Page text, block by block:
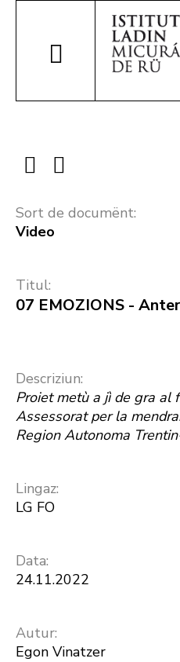
Sort de documënt:
Video
Titul:
07 EMOZIONS -
Descriziun:
Proiet metù a jì de gra al
Assessorat per la
Region Autonoma
Lingaz:
LG FO
Data:
24.11.2022
Autur:
Egon Vinatzer